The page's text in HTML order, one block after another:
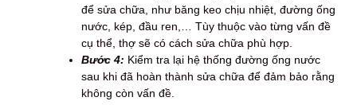
để sửa chữa, như băng keo chịu nhiệt, đường ống
nước, kép, đầu ren,… Tùy thuộc vào từng vấn đề
cụ thể, thợ sẽ có cách sửa chữa phù hợp.
Bước 4: Kiểm tra lại hệ thống đường ống nước
sau khi đã hoàn thành sửa chữa để đảm bảo rằng
không còn vấn đề.